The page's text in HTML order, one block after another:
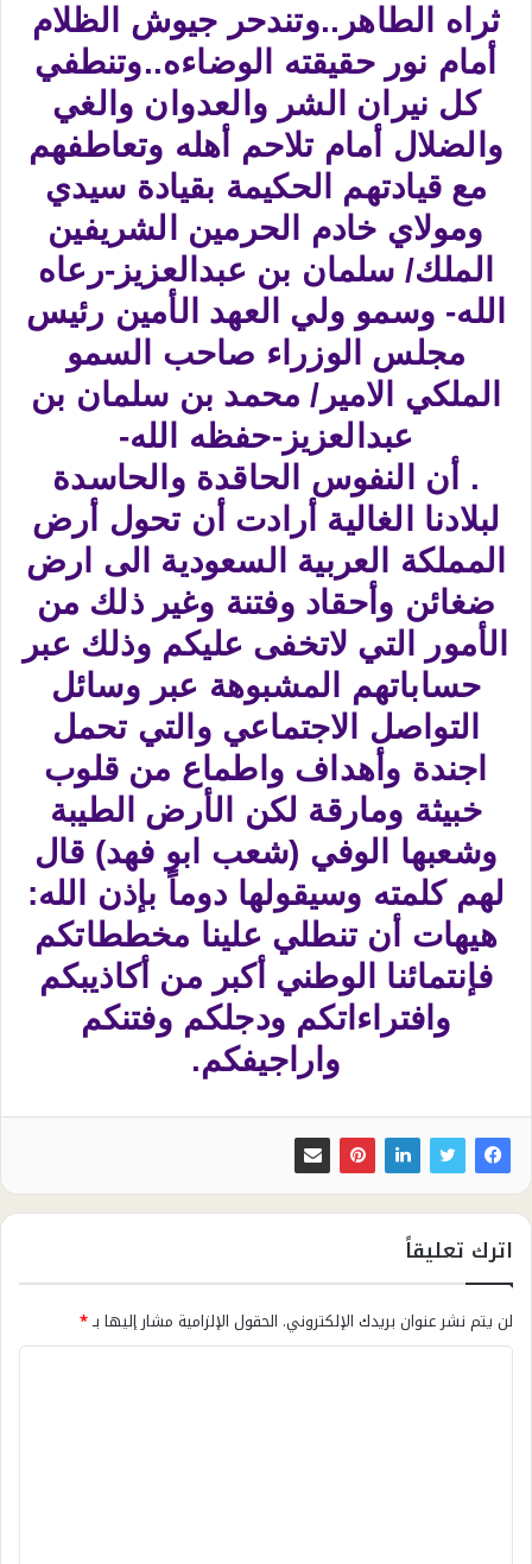
ثراه الطاهر..وتندحر جيوش الظلام
أمام نور حقيقته الوضاءه..وتنطفي
كل نيران الشر والعدوان والغي
والضلال أمام تلاحم أهله وتعاطفهم
مع قيادتهم الحكيمة بقيادة سيدي
ومولاي خادم الحرمين الشريفين
الملك/ سلمان بن عبدالعزيز-رعاه
الله- وسمو ولي العهد الأمين رئيس
مجلس الوزراء صاحب السمو
الملكي الامير/ محمد بن سلمان بن
عبدالعزيز-حفظه الله-
. أن النفوس الحاقدة والحاسدة
لبلادنا الغالية أرادت أن تحول أرض
المملكة العربية السعودية الى ارض
ضغائن وأحقاد وفتنة وغير ذلك من
الأمور التي لاتخفى عليكم وذلك عبر
حساباتهم المشبوهة عبر وسائل
التواصل الاجتماعي والتي تحمل
اجندة وأهداف واطماع من قلوب
خبيثة ومارقة لكن الأرض الطيبة
وشعبها الوفي (شعب ابو فهد) قال
لهم كلمته وسيقولها دوماً بإذن الله:
هيهات أن تنطلي علينا مخططاتكم
فإنتمائنا الوطني أكبر من أكاذيبكم
وافتراءاتكم ودجلكم وفتنكم
واراجيفكم.
اترك تعليقاً
لن يتم نشر عنوان بريدك الإلكتروني. الحقول الإلزامية مشار إليها بـ*